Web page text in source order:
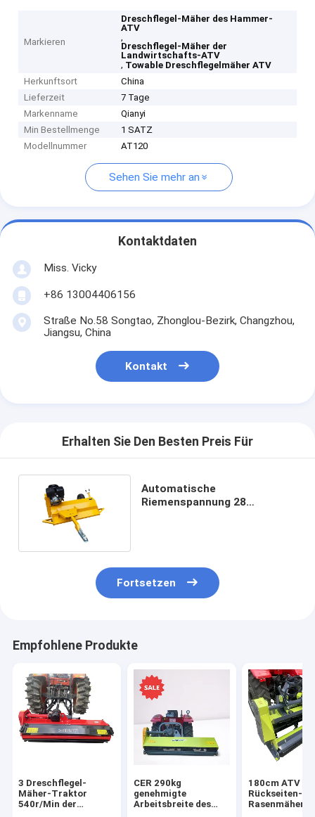
Markieren
Dreschflegel-Mäher des Hammer-
ATV
,
Dreschflegel-Mäher der
Landwirtschafts-ATV
, Towable Dreschflegelmäher ATV
Herkunftsort
China
Lieferzeit
7 Tage
Markenname
Qianyi
Min Bestellmenge
1 SATZ
Modellnummer
AT120
Sehen Sie mehr an
Kontaktdaten
Miss. Vicky
+86 13004406156
Straße No.58 Songtao, Zhonglou-Bezirk, Changzhou,
Jiangsu, China
Kontakt
Erhalten Sie Den Besten Preis Für
Automatische
Riemenspannung 28
Fortsetzen
Empfohlene Produkte
3 Dreschflegel-
Mäher-Traktor
540r/Min der
CER 290kg
genehmigte
Arbeitsbreite des
180cm ATV
Rückseiten-
Rasenmäher-